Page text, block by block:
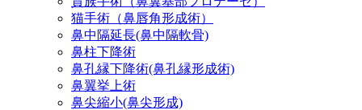
猫手術（鼻唇角形成術）
鼻中隔延長(鼻中隔軟骨)
鼻柱下降術
鼻孔縁下降術(鼻孔縁形成術)
鼻翼挙上術
鼻尖縮小(鼻尖形成)